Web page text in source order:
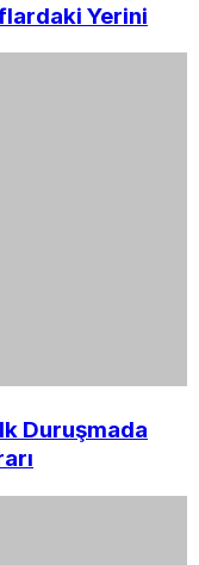
Yerini
Duruşmada